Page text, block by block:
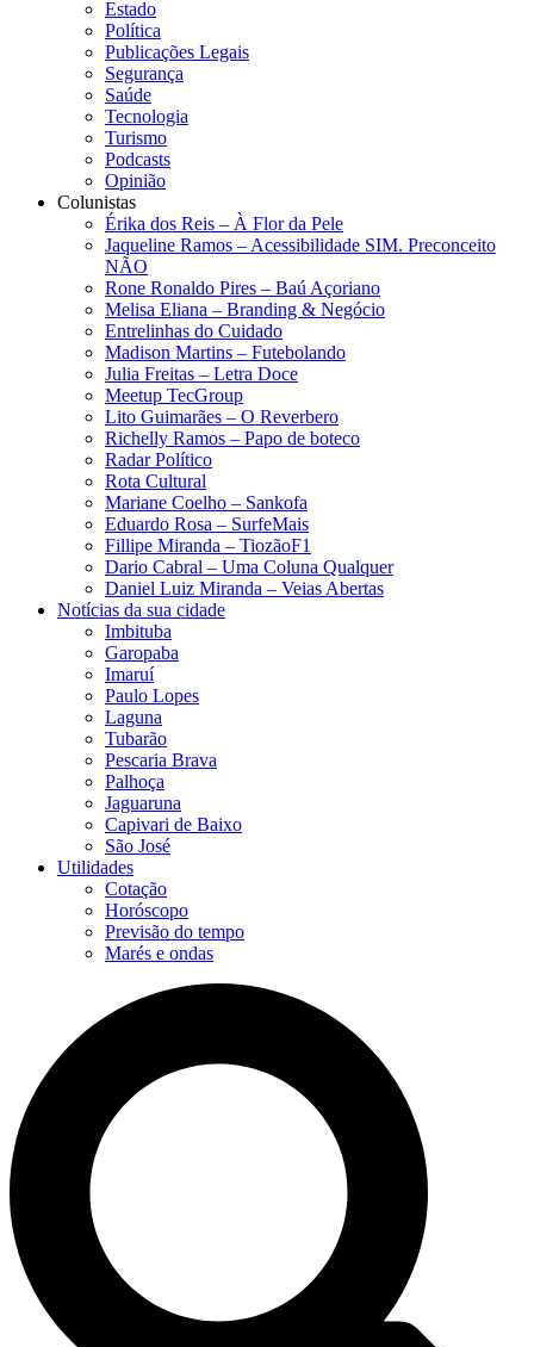
Estado
Política
Publicações Legais
Segurança
Saúde
Tecnologia
Turismo
Podcasts
Opinião
Colunistas
Érika dos Reis​ – À Flor da Pele
Jaqueline Ramos – Acessibilidade SIM. Preconceito
NÃO
Rone Ronaldo Pires – Baú Açoriano
Melisa Eliana – Branding & Negócio
Entrelinhas do Cuidado
Madison Martins – Futebolando
Julia Freitas​ – Letra Doce
Meetup TecGroup
Lito Guimarães – O Reverbero
Richelly Ramos​ – Papo de boteco
Radar Político
Rota Cultural
Mariane Coelho – Sankofa
Eduardo Rosa​ – SurfeMais
Fillipe Miranda – TiozãoF1
Dario Cabral – Uma Coluna Qualquer
Daniel Luiz Miranda – Veias Abertas
Notícias da sua cidade
Imbituba
Garopaba
Imaruí
Paulo Lopes
Laguna
Tubarão
Pescaria Brava
Palhoça
Jaguaruna
Capivari de Baixo
São José
Utilidades
Cotação
Horóscopo
Previsão do tempo
Marés e ondas